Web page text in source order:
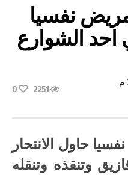
نفسيا
احد الشوارع
2251
0
حاول الانتحار
وتنقذه وتنقله